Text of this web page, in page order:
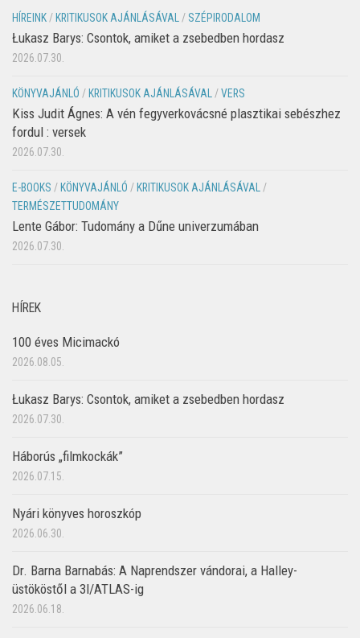
HÍREINK/ KRITIKUSOK AJÁNLÁSÁVAL/ SZÉPIRODALOM
Łukasz Barys: Csontok, amiket a zsebedben hordasz
2026.07.30.
KÖNYVAJÁNLÓ / KRITIKUSOK AJÁNLÁSÁVAL/VERS
Kiss Judit Ágnes: A vén fegyverkovácsné plasztikai sebészhez
fordul : versek
2026.07.30.
E-BOOKS / KÖNYVAJÁNLÓ / KRITIKUSOK AJÁNLÁSÁVAL/
TERMÉSZETTUDOMÁNY
Lente Gábor: Tudomány a Dűne univerzumában
2026.07.30.
HÍREK
100 éves Micimackó
2026.08.05.
Łukasz Barys: Csontok, amiket a zsebedben hordasz
2026.07.30.
Háborús „filmkockák”
2026.07.15.
Nyári könyves horoszkóp
2026.06.30.
Dr. Barna Barnabás: A Naprendszer vándorai, a Halley-
üstököstől a 3I/ATLAS-ig
2026.06.18.